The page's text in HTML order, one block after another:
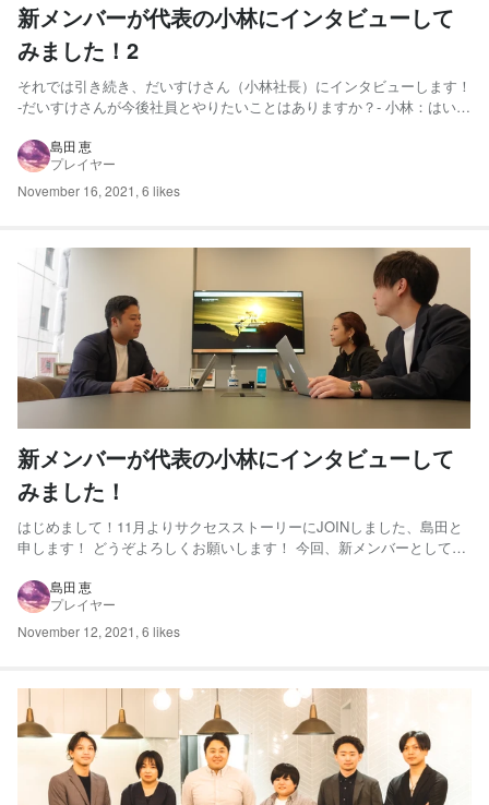
新メンバーが代表の小林にインタビューして
みました！2
それでは引き続き、だいすけさん（小林社長）にインタビューします！
-だいすけさんが今後社員とやりたいことはありますか？- 小林：はい！
のが 今、強くやりたいと思っていることです！ 社員の晴
れ舞台を見届け、そしてどんだけ頑張っているのかを...
島田 恵
プレイヤー
November 16, 2021 ,6 likes
新メンバーが代表の小林にインタビューして
みました！
はじめまして！11月よりサクセスストーリーにJOINしました、島田と
申します！ どうぞよろしくお願いします！ 今回、新メンバーとして、
ます！ -それでは、だいすけさん（小林社長）よろしくお願いします！-
小林：はい！こちらこそよろしくお願いします！...
島田 恵
プレイヤー
November 12, 2021 ,6 likes